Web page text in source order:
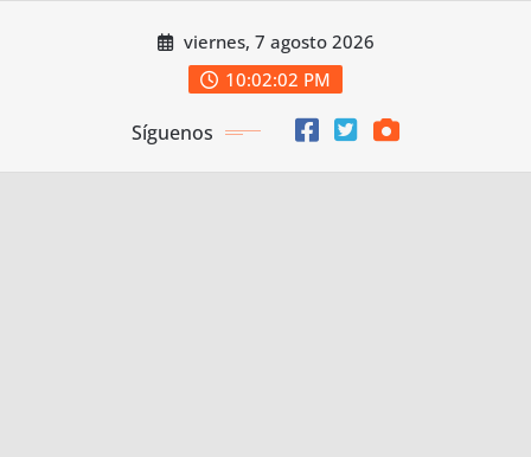
viernes, 7 agosto 2026
10:02:02 PM
Síguenos